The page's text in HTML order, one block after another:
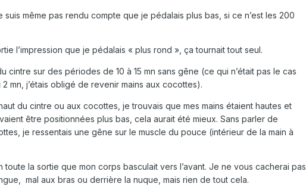
même pas rendu compte que je pédalais plus bas, si ce n’est les 200
que je pédalais « plus rond », ça tournait tout seul.
sur des périodes de 10 à 15 mn sans gêne (ce qui n’était pas le cas
mn, j’étais obligé de revenir mains aux cocottes).
cintre ou aux cocottes, je trouvais que mes mains étaient hautes et
être positionnées plus bas, cela aurait été mieux. Sans parler de
je ressentais une gêne sur le muscle du pouce (intérieur de la main à
la sortie que mon corps basculait vers l’avant. Je ne vous cacherai pas
mal aux bras ou derrière la nuque, mais rien de tout cela.